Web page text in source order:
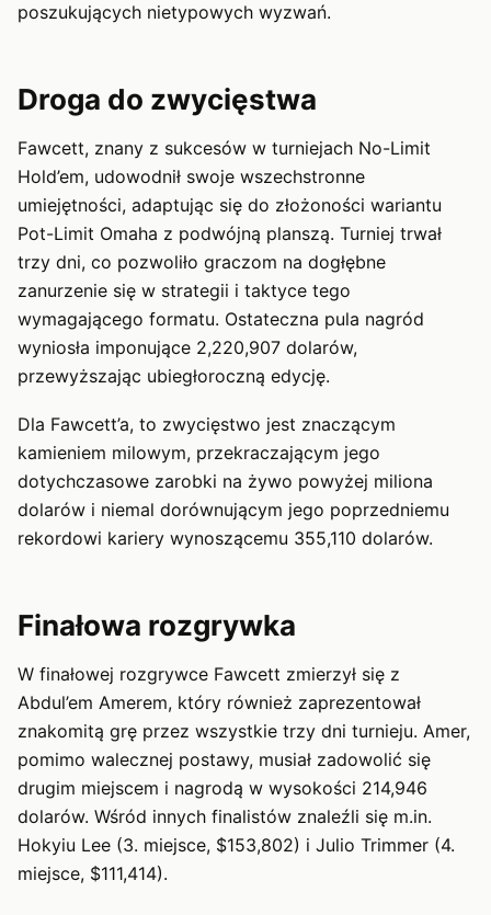
poszukujących nietypowych wyzwań.
Droga do zwycięstwa
Fawcett, znany z sukcesów w turniejach No-Limit
Hold’em, udowodnił swoje wszechstronne
umiejętności, adaptując się do złożoności wariantu
Pot-Limit Omaha z podwójną planszą. Turniej trwał
trzy dni, co pozwoliło graczom na dogłębne
zanurzenie się w strategii i taktyce tego
wymagającego formatu. Ostateczna pula nagród
wyniosła imponujące 2,220,907 dolarów,
przewyższając ubiegłoroczną edycję.
Dla Fawcett’a, to zwycięstwo jest znaczącym
kamieniem milowym, przekraczającym jego
dotychczasowe zarobki na żywo powyżej miliona
dolarów i niemal dorównującym jego poprzedniemu
rekordowi kariery wynoszącemu 355,110 dolarów.
Finałowa rozgrywka
W finałowej rozgrywce Fawcett zmierzył się z
Abdul’em Amerem, który również zaprezentował
znakomitą grę przez wszystkie trzy dni turnieju. Amer,
pomimo walecznej postawy, musiał zadowolić się
drugim miejscem i nagrodą w wysokości 214,946
dolarów. Wśród innych finalistów znaleźli się m.in.
Hokyiu Lee (3. miejsce, $153,802) i Julio Trimmer (4.
miejsce, $111,414).